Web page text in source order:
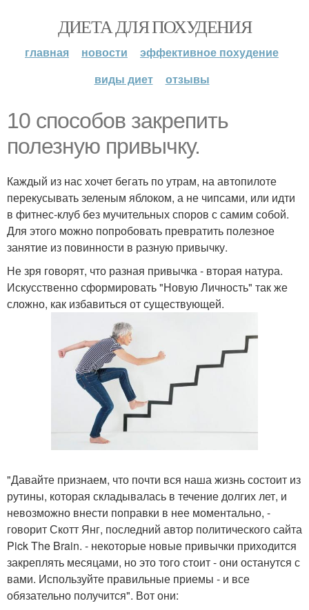
ДИЕТА ДЛЯ ПОХУДЕНИЯ
главная новости
эффективное похудение
виды диет
отзывы
10 способов закрепить
полезную привычку.
Каждый из нас хочет бегать по утрам, на автопилоте
перекусывать зеленым яблоком, а не чипсами, или идти
в фитнес-клуб без мучительных споров с самим собой.
Для этого можно попробовать превратить полезное
занятие из повинности в разную привычку.
Не зря говорят, что разная привычка - вторая натура.
Искусственно сформировать "Новую Личность" так же
сложно, как избавиться от существующей.
"Давайте признаем, что почти вся наша жизнь состоит из
рутины, которая складывалась в течение долгих лет, и
невозможно внести поправки в нее моментально, -
говорит Скотт Янг, последний автор политического сайта
Pick The Brain. - некоторые новые привычки приходится
закреплять месяцами, но это того стоит - они останутся с
вами. Используйте правильные приемы - и все
обязательно получится". Вот они: